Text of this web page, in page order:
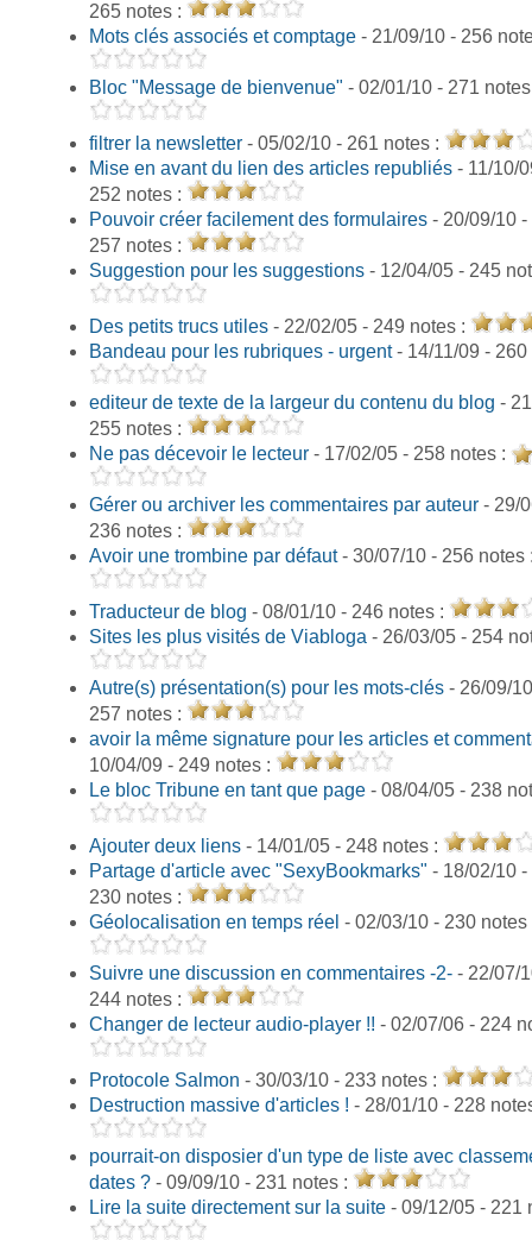
265 notes :
Mots clés associés et comptage - 21/09/10 - 256
Bloc "Message de bienvenue" - 02/01/10 - 271
filtrer la newsletter - 05/02/10 - 261 notes :
Mise en avant du lien des articles republiés - 11/10/
252 notes :
Pouvoir créer facilement des formulaires - 20/09/10 -
257 notes :
Suggestion pour les suggestions - 12/04/05 - 245
Des petits trucs utiles - 22/02/05 - 249 notes :
Bandeau pour les rubriques - urgent- 14/11/09 -
editeur de texte de la largeur du contenu du blog -
255 notes :
Ne pas décevoir le lecteur - 17/02/05 - 258 notes :
Gérer ou archiver les commentaires par auteur - 29/
236 notes :
Avoir une trombine par défaut- 30/07/10 - 256 notes
Traducteur de blog - 08/01/10 - 246 notes :
Sites les plus visités de Viabloga - 26/03/05 - 254
Autre(s) présentation(s) pour les mots-clés - 26/09/
257 notes :
avoir la même signature pour les articles et
10/04/09 - 249 notes :
Le bloc Tribune en tant que page - 08/04/05 - 238
Ajouter deux liens - 14/01/05 - 248 notes :
Partage d'article avec "SexyBookmarks" - 18/02/10 -
230 notes :
Géolocalisation en temps réel - 02/03/10 - 230
Suivre une discussion en commentaires -2- - 22/07/
244 notes :
Changer de lecteur audio-player !! - 02/07/06 - 224
Protocole Salmon - 30/03/10 - 233 notes :
Destruction massive d'articles ! - 28/01/10 - 228
pourrait-on disposier d'un type de liste avec
dates ? - 09/09/10 - 231 notes :
Lire la suite directement sur la suite - 09/12/05 - 221